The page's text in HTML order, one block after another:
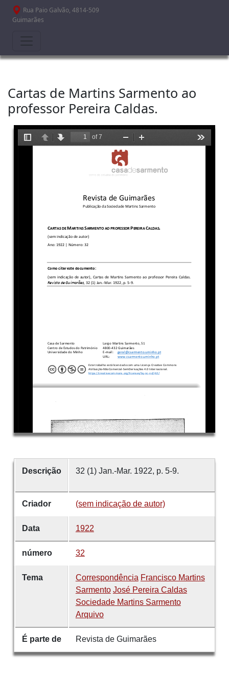
Passar para o conteúdo principal
Rua Paio Galvão, 4814-509
Guimarães
Cartas de Martins Sarmento ao
professor Pereira Caldas.
Descrição 32 (1) Jan.-Mar. 1922, p. 5-9.
Criador (sem indicação de autor)
Data 1922
número 32
Tema Correspondência Francisco Martins
Sarmento José Pereira Caldas
Sociedade Martins Sarmento
Arquivo
É parte de Revista de Guimarães